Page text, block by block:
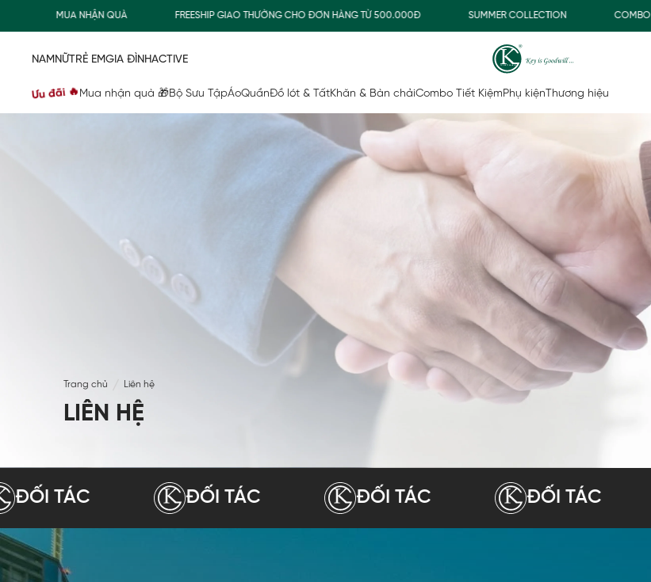
MUA NHẬN QUÀ FREESHIP GIAO THƯỜNG CHO ĐƠN HÀNG TỪ 500.000Đ SUMMER COLLECTION COMBO TIẾT KIỆM
NAMNỮTRẺ EMGIA ĐÌNHACTIVE
Ưu đãi 🔥 Mua nhận quà 🎁Bộ Sưu TậpÁoQuầnĐồ lót & TấtKhăn & Bàn chảiCombo Tiết KiệmPhụ kiện Thương hiệu
Trang chủ Liên hệ
LIÊN HỆ
ĐỐI TÁC ĐỐI TÁC ĐỐI TÁC